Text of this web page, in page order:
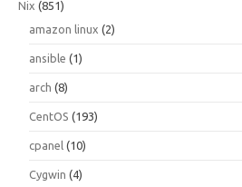
Nix (851)
amazon linux (2)
ansible (1)
arch (8)
CentOS (193)
cpanel (10)
Cygwin (4)